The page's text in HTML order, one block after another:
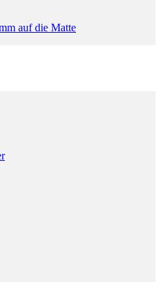
auf die Matte